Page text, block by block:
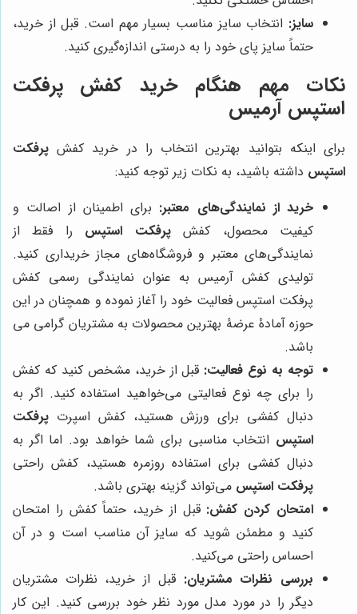
سایز: انتخاب سایز مناسب بسیار مهم است. قبل از خرید،
حتماً سایز پای خود را به درستی اندازه‌گیری کنید.
نکات مهم هنگام خرید کفش پرفکت
استپس آرمیس
برای اینکه بتوانید بهترین انتخاب را در خرید کفش پرفکت
استپس داشته باشید، به نکات زیر توجه کنید:
خرید از نمایندگی‌های معتبر: برای اطمینان از اصالت و
کیفیت محصول، کفشپرفکت استپس را فقط از
نمایندگی‌های معتبر و فروشگاه‌های مجاز خریداری کنید.
تولیدی کفش آرمیس به عنوان نمایندگی رسمی کفش
پرفکت استپس فعالیت خود را آغاز نموده و همچنان در این
حوزه آمادۀ عرضۀ بهترین محصولات به مشتریان گرامی می
باشد.
توجه به نوع فعالیت: قبل از خرید، مشخص کنید که کفش
را برای چه نوع فعالیتی می‌خواهید استفاده کنید. اگر به
دنبال کفشی برای ورزش هستید، کفش اسپرت پرفکت
استپس انتخاب مناسبی برای شما خواهد بود. اما اگر به
دنبال کفشی برای استفاده روزمره هستید، کفش راحتی
پرفکت استپس می‌تواند گزینه بهتری باشد.
امتحان کردن کفش: قبل از خرید، حتماً کفش را امتحان
کنید و مطمئن شوید که سایز آن مناسب است و در آن
احساس راحتی می‌کنید.
بررسی نظرات مشتریان: قبل از خرید، نظرات مشتریان
دیگر را در مورد مدل مورد نظر خود بررسی کنید. این کار